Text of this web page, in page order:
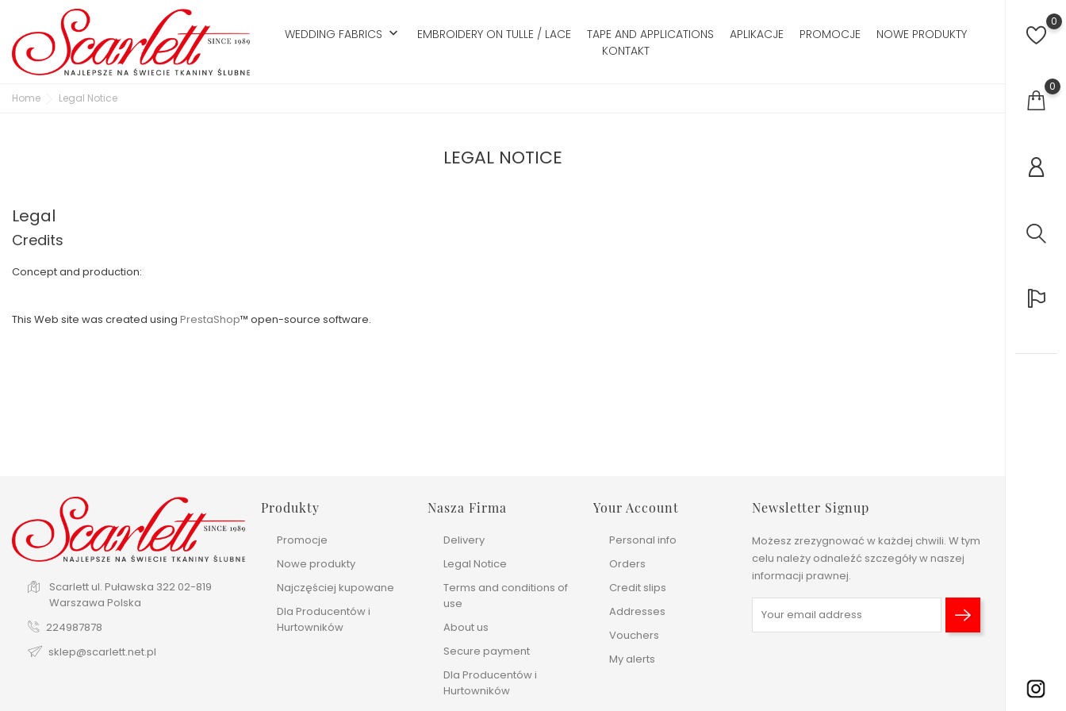
0
0
WEDDING FABRICS keyboard_arrow_down EMBROIDERY ON TULLE / LACE TAPE AND APPLICATIONS APLIKACJE PROMOCJE
NOWE PRODUKTY
KONTAKT
Home Legal Notice
LEGAL NOTICE
Legal
Credits
Concept and production:
This Web site was created using PrestaShop™ open-source software.
Scarlett ul. Puławska 322 02-819
Warszawa Polska
224987878
sklep@scarlett.net.pl
Produkty
Promocje
Nowe produkty
Najczęściej kupowane
Dla Producentów i
Hurtowników
Nasza Firma
Delivery
Legal Notice
Terms and conditions of
use
About us
Secure payment
Dla Producentów i
Hurtowników
Your Account
Personal info
Orders
Credit slips
Addresses
Vouchers
My alerts
Newsletter Signup
Możesz zrezygnować w każdej chwili. W tym
celu należy odnaleźć szczegóły w naszej
informacji prawnej.